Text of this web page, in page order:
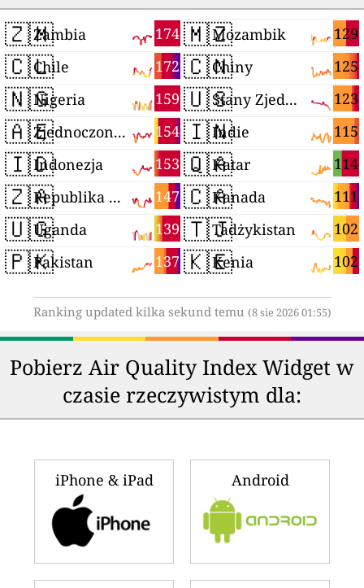
🇿🇲 174
Zambia
🇨🇱 172
Chile
🇳🇬 159
Nigeria
🇦🇪 154
Zjednoczone Emiraty Arabskie
🇮🇩 153
Indonezja
🇿🇦 147
Republika Południowej Afryki
🇺🇬 139
Uganda
🇵🇰 137
Pakistan
🇲🇿 129
Mozambik
🇨🇳 125
Chiny
🇺🇸 123
Stany Zjednoczone
🇮🇳 115
Indie
🇶🇦 114
Katar
🇨🇦 111
Kanada
🇹🇯 102
Tadżykistan
🇰🇪 102
Kenia
Ranking updated kilka sekund temu (8 sie 2026 01:55)
Pobierz Air Quality Index Widget w
czasie rzeczywistym dla:
iPhone & iPad Android